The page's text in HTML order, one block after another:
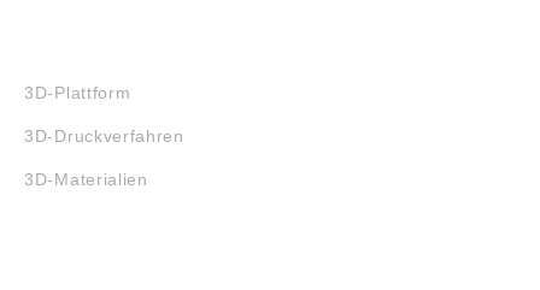
3D-Plattform
3D-Druckverfahren
3D-Materialien